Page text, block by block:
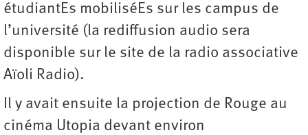
étudiantEs mobiliséEs sur les campus de
l’université (la rediffusion audio sera
disponible sur le site de la radio associative
Aïoli Radio).
Il y avait ensuite la projection de Rouge au
cinéma Utopia devant environ